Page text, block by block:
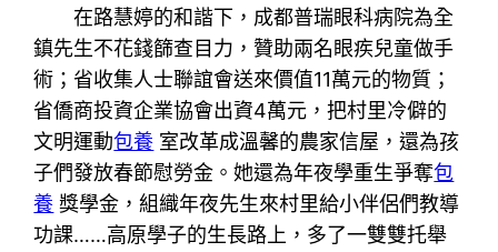
在路慧婷的和諧下，成都普瑞眼科病院為全
鎮先生不花錢篩查目力，贊助兩名眼疾兒童做手
術；省收集人士聯誼會送來價值11萬元的物質；
省僑商投資企業協會出資4萬元，把村里冷僻的
文明運動包養 室改革成溫馨的農家信屋，還為孩
子們發放春節慰勞金。她還為年夜學重生爭奪包
養 獎學金，組織年夜先生來村里給小伴侶們教導
功課……高原學子的生長路上，多了一雙雙托舉